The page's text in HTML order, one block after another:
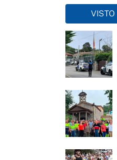
VISTO